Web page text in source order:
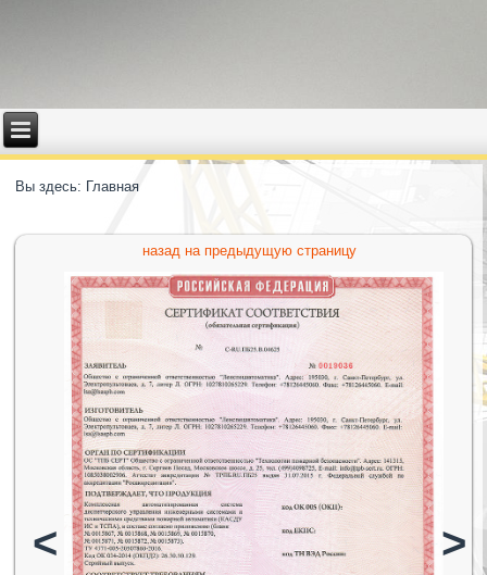
Вы здесь: Главная
назад на предыдущую страницу
< >